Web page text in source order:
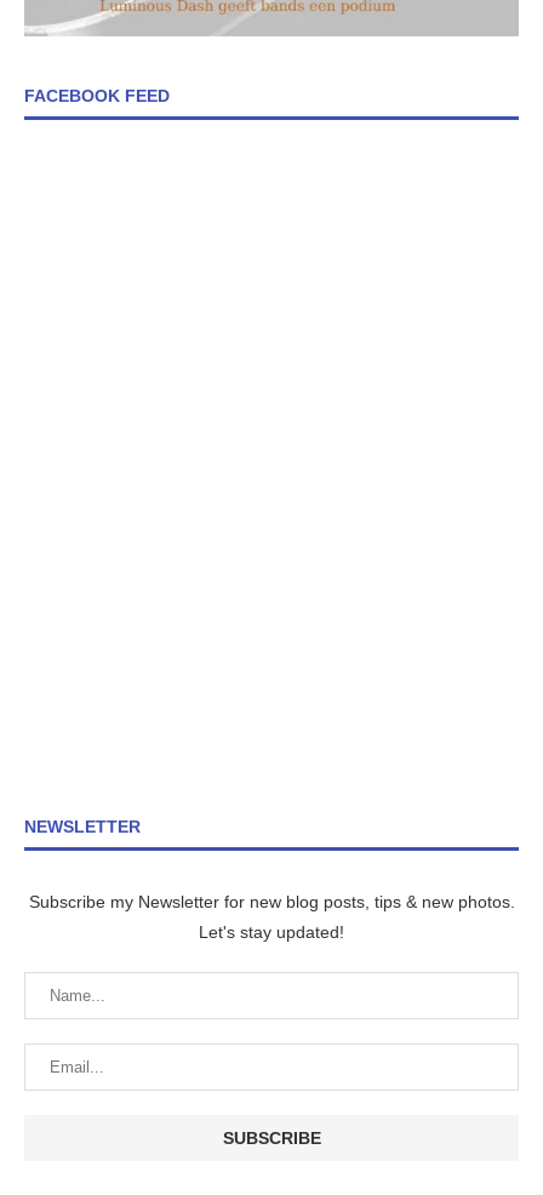
FACEBOOK FEED
NEWSLETTER
Subscribe my Newsletter for new blog posts, tips & new photos.
Let's stay updated!